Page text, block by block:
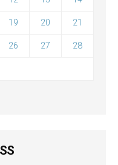
19 20 21
26 27 28